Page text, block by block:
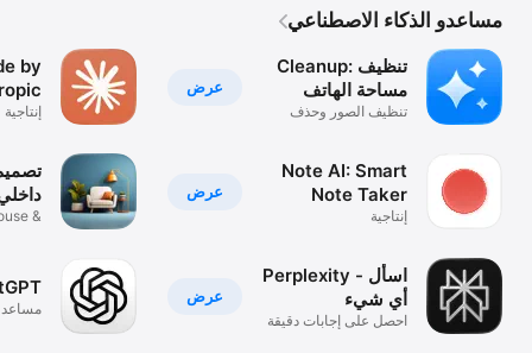
مساعدو الذكاء الاصطناعي
عرض
Cleanup: تنظيف
مساحة الهاتف
تنظيف الصور وحذف
عرض
Note AI: Smart
Note Taker
إنتاجية
عرض
Perplexity - اسأل
أي شيء
احصل على إجابات دقيقة
by
إنتاجية
&